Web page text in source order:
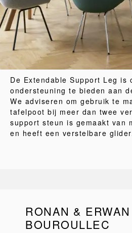
De Extendable Support Leg is
ondersteuning te bieden aan
We adviseren om gebruik te
tafelpoot bij meer dan twee
support steun is gemaakt van
en heeft een verstelbare
RONAN & ERWAN
BOUROULLEC